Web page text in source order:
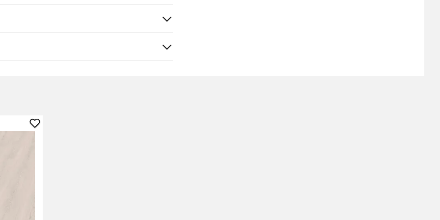
nach
schön aus. Der Nachteil ist, dass
Vinylboden